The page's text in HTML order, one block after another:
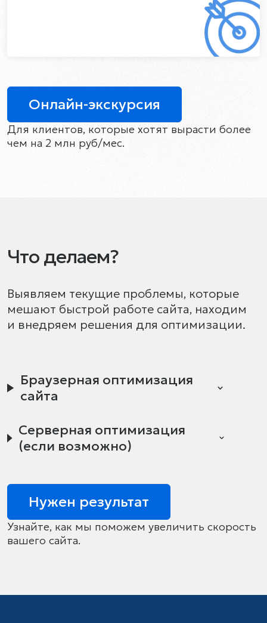
Онлайн-экскурсия
Для клиентов, которые хотят вырасти более
чем на 2 млн руб/мес.
Что делаем?
Выявляем текущие проблемы, которые
мешают быстрой работе сайта, находим
и внедряем решения для оптимизации.
Браузерная оптимизация
сайта
Серверная оптимизация
(если возможно)
Нужен результат
Узнайте, как мы поможем увеличить скорость
вашего сайта.